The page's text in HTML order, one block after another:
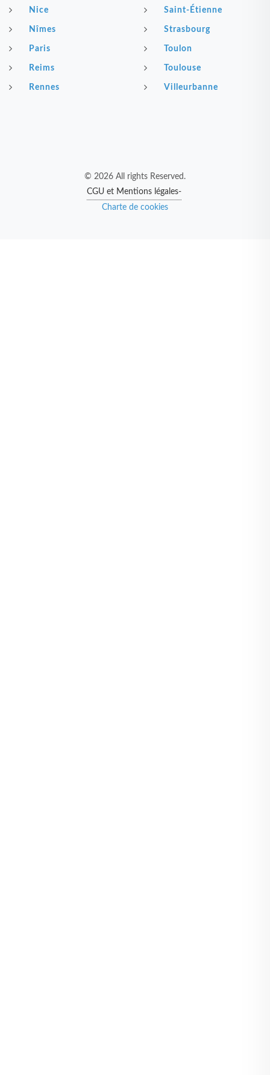
Nice
Nîmes
Paris
Reims
Rennes
Saint-Étienne
Strasbourg
Toulon
Toulouse
Villeurbanne
© 2026 All rights Reserved.
CGU et Mentions légales-
Charte de cookies